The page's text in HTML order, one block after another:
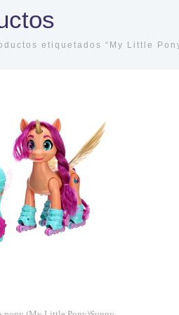
etiquetados “My Little